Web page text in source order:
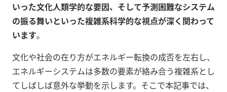
いった文化人類学的な要因、そして予測困難なシステム
の振る舞いといった複雑系科学的な視点が深く関わって
います。
文化や社会の在り方がエネルギー転換の成否を左右し、
エネルギーシステムは多数の要素が絡み合う複雑系とし
てしばしば意外な挙動を示します。そこで本記事では、